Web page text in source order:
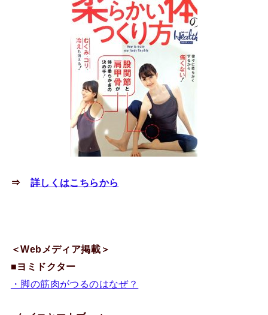
⇒ 詳しくはこちらから
＜Webメディア掲載＞
■ヨミドクター
・脚の筋肉がつるのはなぜ？